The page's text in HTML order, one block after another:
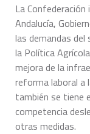
La
Andalucía,
las demandas del
la Política
mejora de la
reforma laboral a
también se tiene
competencia
otras medidas.